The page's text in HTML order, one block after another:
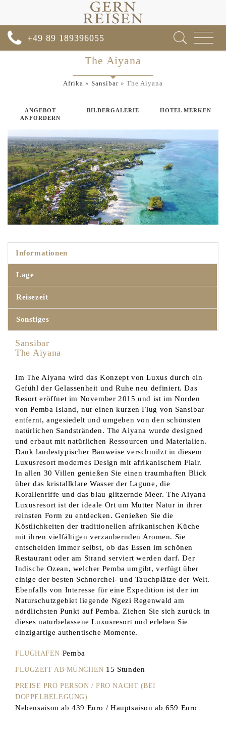
Toggle
+49 89 189396055
The Aiyana
Afrika » Sansibar » The Aiyana
ANGEBOT
ANFORDERN
BILDERGALERIE HOTEL MERKEN
Informationen
Lage
Reisezeit
Sonstiges
Sansibar
The Aiyana
Im The Aiyana wird das Konzept von Luxus durch ein
Gefühl der Gelassenheit und Ruhe neu definiert. Das
Resort eröffnet im November 2015 und ist im Norden
von Pemba Island, nur einen kurzen Flug von Sansibar
entfernt, angesiedelt und umgeben von den schönsten
natürlichen Sandstränden. The Aiyana wurde designed
und erbaut mit natürlichen Ressourcen und Materialien.
Dank landestypischer Bauweise verschmilzt in diesem
Luxusresort modernes Design mit afrikanischem Flair.
In allen 30 Villen genießen Sie einen traumhaften Blick
über das kristallklare Wasser der Lagune, die
Korallenriffe und das blau glitzernde Meer. The Aiyana
Luxusresort ist der ideale Ort um Mutter Natur in ihrer
reinsten Form zu entdecken. Genießen Sie die
Köstlichkeiten der traditionellen afrikanischen Küche
mit ihren vielfältigen verzaubernden Aromen. Sie
entscheiden immer selbst, ob das Essen im schönen
Restaurant oder am Strand serviert werden darf. Der
Indische Ozean, welcher Pemba umgibt, verfügt über
einige der besten Schnorchel- und Tauchplätze der Welt.
Ebenfalls von Interesse für eine Expedition ist der im
Naturschutzgebiet liegende Ngezi Regenwald am
nördlichsten Punkt auf Pemba. Ziehen Sie sich zurück in
dieses naturbelassene Luxusresort und erleben Sie
einzigartige authentische Momente.
FLUGHAFEN Pemba
FLUGZEIT AB MÜNCHEN 15 Stunden
PREISE PRO PERSON / PRO NACHT (BEI
DOPPELBELEGUNG)
Nebensaison ab 439 Euro / Hauptsaison ab 659 Euro